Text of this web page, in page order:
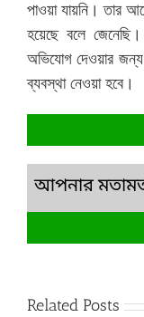
পাওয়া যায়নি। তার
হয়েছে বলে
অভিযোগ দেওয়ার
ব্যবস্থা নেওয়া হবে।
আপনার
Related Posts